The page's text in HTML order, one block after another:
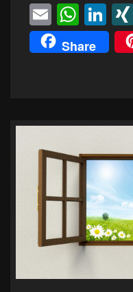
E
m
ai
W
h
at
p
Li
n
ke
Share